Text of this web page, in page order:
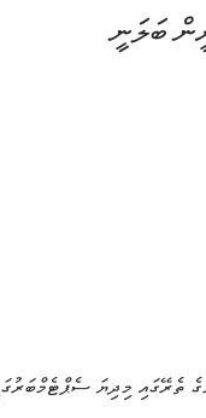
ބަލަނީ
ތެރޭގައި މިދިޔަ